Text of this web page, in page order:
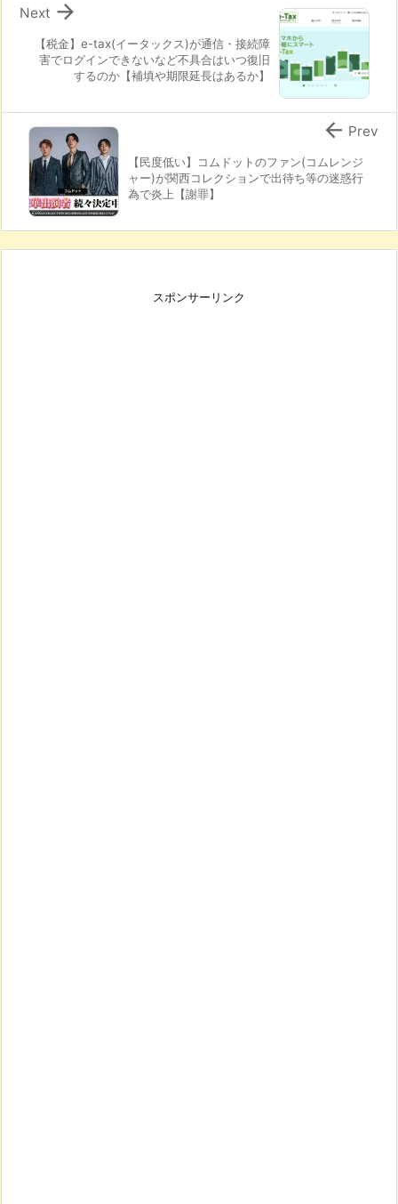
【税金】e-tax(イータックス)が通信・接続障
害でログインできないなど不具合はいつ復旧
するのか【補填や期限延長はあるか】

Next
【民度低い】コムドットのファン(コムレンジ
ャー)が関西コレクションで出待ち等の迷惑行
為で炎上【謝罪】
 Prev
スポンサーリンク